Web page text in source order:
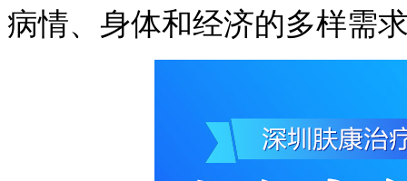
病情、身体和经济的多样需